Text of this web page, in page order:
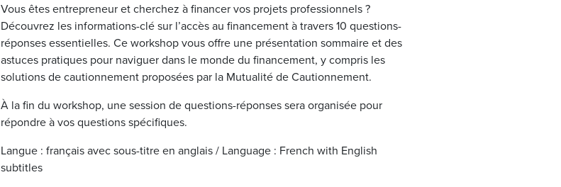
Vous êtes entrepreneur et cherchez à financer vos projets professionnels ?
Découvrez les informations-clé sur l’accès au financement à travers 10 questions-
réponses essentielles. Ce workshop vous offre une présentation sommaire et des
astuces pratiques pour naviguer dans le monde du financement, y compris les
solutions de cautionnement proposées par la Mutualité de Cautionnement.
À la fin du workshop, une session de questions-réponses sera organisée pour
répondre à vos questions spécifiques.
Langue : français avec sous-titre en anglais / Language : French with English
subtitles